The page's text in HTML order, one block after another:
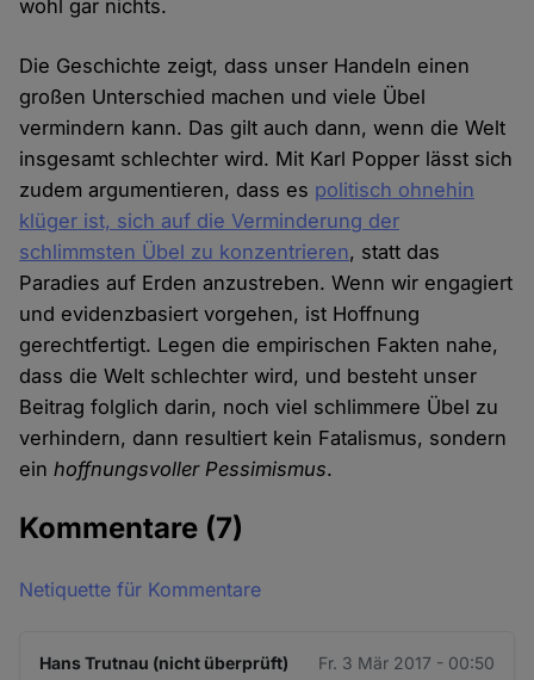
wohl gar nichts.
Die Geschichte zeigt, dass unser Handeln einen
großen Unterschied machen und viele Übel
vermindern kann. Das gilt auch dann, wenn die Welt
insgesamt schlechter wird. Mit Karl Popper lässt sich
zudem argumentieren, dass es politisch ohnehin
klüger ist, sich auf die Verminderung der
schlimmsten Übel zu konzentrieren, statt das
Paradies auf Erden anzustreben. Wenn wir engagiert
und evidenzbasiert vorgehen, ist Hoffnung
gerechtfertigt. Legen die empirischen Fakten nahe,
dass die Welt schlechter wird, und besteht unser
Beitrag folglich darin, noch viel schlimmere Übel zu
verhindern, dann resultiert kein Fatalismus, sondern
ein hoffnungsvoller Pessimismus.
Kommentare (7)
Netiquette für Kommentare
Hans Trutnau (nicht überprüft) Fr. 3 Mär 2017 - 00:50